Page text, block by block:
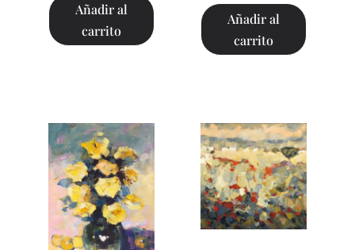
Añadir al
carrito
Añadir al
carrito